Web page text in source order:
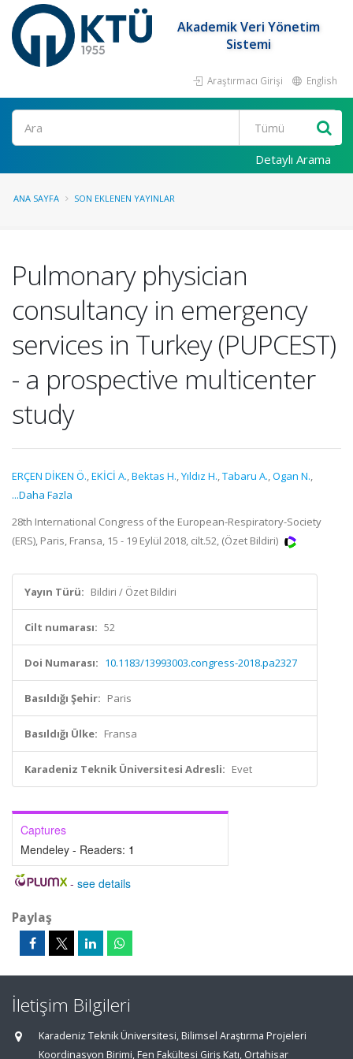
Akademik Veri Yönetim
Sistemi
Araştırmacı Girişi English
Ara
Detaylı Arama
ANA SAYFA SON EKLENEN YAYINLAR
Pulmonary physician
consultancy in emergency
services in Turkey (PUPCEST)
- a prospective multicenter
study
ERÇEN DİKEN Ö.,EKİCİ A.,Bektas H.,Yıldız H.,Tabaru A.,Ogan N.,
...Daha Fazla
28th International Congress of the European-Respiratory-Society
(ERS), Paris, Fransa, 15 - 19 Eylül 2018, cilt.52, (Özet Bildiri)
Yayın Türü: Bildiri / Özet Bildiri
Cilt numarası: 52
Doi Numarası: 10.1183/13993003.congress-2018.pa2327
Basıldığı Şehir: Paris
Basıldığı Ülke: Fransa
Karadeniz Teknik Üniversitesi Adresli: Evet
Captures
Mendeley - Readers: 1
- see details
Paylaş
İletişim Bilgileri
Karadeniz Teknik Üniversitesi, Bilimsel Araştırma Projeleri
Koordinasyon Birimi, Fen Fakültesi Giriş Katı, Ortahisar